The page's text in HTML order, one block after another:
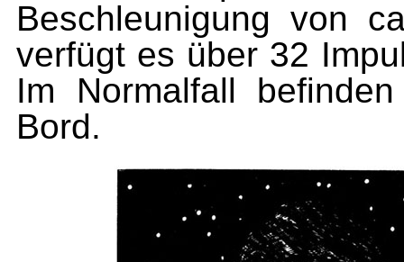
Beschleunigung von
verfügt es über 32
Im Normalfall
Bord.